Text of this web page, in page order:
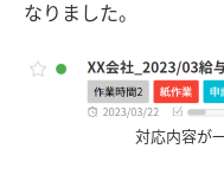
なりました。
対応内容が